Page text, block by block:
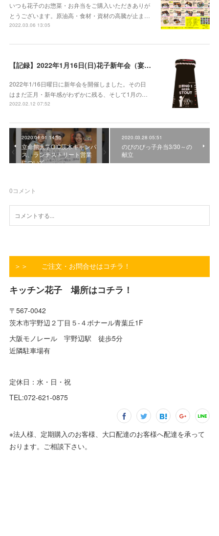
いつも花子のお惣菜・お弁当をご購入いただきありが
とうございます。原油高・食材・資材の高騰が止ま…
2022.03.06 13:05
【記録】2022年1月16日(日)花子新年会（宴）其１ 開催までの葛藤
2022年1/16日曜日に新年会を開催しました。その日
はまだ正月・新年感がわずかに残る、そして1月の…
2022.02.12 07:52
2020.04.01 14:50
立命館大学OIC茨木キャンパ
ス、ランチストリート営業
について
2020.03.28 05:51
のびのびっ子弁当3/30～の
献立
0コメント
＞＞ ご注文・お問合せはコチラ！
キッチン花子 場所はコチラ！
〒567-0042
茨木市宇野辺２丁目５-４ボナール青葉丘1F
大阪モノレール 宇野辺駅 徒歩5分
近隣駐車場有
定休日：水・日・祝
TEL:072-621-0875
※法人様、定期購入のお客様、大口配達のお客様へ配達を承って
おります。ご相談下さい。